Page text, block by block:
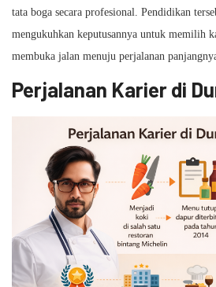
tata boga secara profesional. Pendidikan
mengukuhkan keputusannya untuk memilih
membuka jalan menuju perjalanan
Perjalanan Karier di